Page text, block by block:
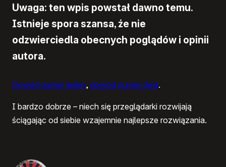
Uwaga: ten wpis powstał dawno temu.
Istnieje spora szansa, że nie
odzwierciedla obecnych poglądów i opinii
autora.
Dowód numer jeden, dowód numer dwa.
I bardzo dobrze – niech się przeglądarki rozwijają
ściągając od siebie wzajemnie najlepsze rozwiązania.